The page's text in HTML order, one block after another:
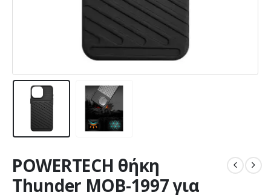
POWERTECH θήκη
Thunder MOB-1997 για